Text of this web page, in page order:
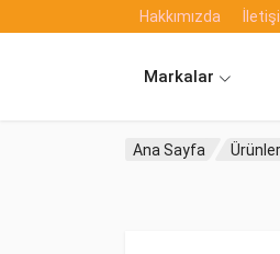
Hakkımızda
Markalar
Ana Sayfa Ürünler